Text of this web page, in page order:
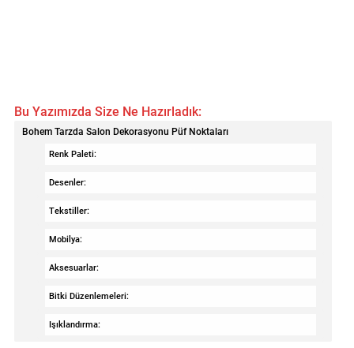
Bu Yazımızda Size Ne Hazırladık:
Bohem Tarzda Salon Dekorasyonu Püf Noktaları
Renk Paleti:
Desenler:
Tekstiller:
Mobilya:
Aksesuarlar:
Bitki Düzenlemeleri:
Işıklandırma: